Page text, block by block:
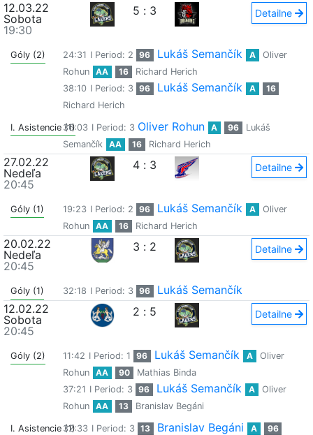
12.03.22
Sobota
19:30
5 : 3 Detailne
Góly (2) 24:31 I Period: 2 96 Lukáš Semančík A
Oliver
Rohun
AA 16
Richard Herich
38:10 I Period: 3 96 Lukáš Semančík A
16
Richard Herich
I. Asistencie (1)36:03 I Period: 3 Oliver Rohun A 96
Lukáš
Semančík
AA 16 Richard Herich
27.02.22
Nedeľa
20:45
4 : 3 Detailne
Góly (1) 19:23 I Period: 2 96 Lukáš Semančík A
Oliver
Rohun
AA 16 Richard Herich
20.02.22
Nedeľa
20:45
3 : 2 Detailne
Góly (1) 32:18 I Period: 3 96
Lukáš Semančík
12.02.22
Sobota
20:45
2 : 5 Detailne
Góly (2) 11:42 I Period: 1 96 Lukáš Semančík A
Oliver
Rohun
AA 90
Mathias Binda
37:21 I Period: 3 96 Lukáš Semančík A
Oliver
Rohun
AA 13 Branislav Begáni
I. Asistencie (1)32:33 I Period: 3 13 Branislav Begáni A
96